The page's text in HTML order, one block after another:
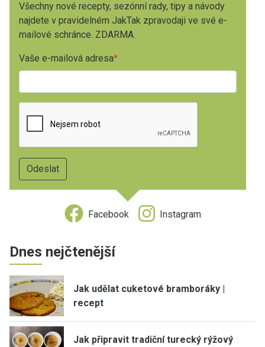
Všechny nové recepty, sezónní rady, tipy a návody
najdete v pravidelném JakTak zpravodaji ve své e-
mailové schránce. ZDARMA.
Vaše e-mailová adresa
Facebook Instagram
Dnes nejčtenější
Jak udělat cuketové bramboráky |
recept
Jak připravit tradiční turecký rýžový